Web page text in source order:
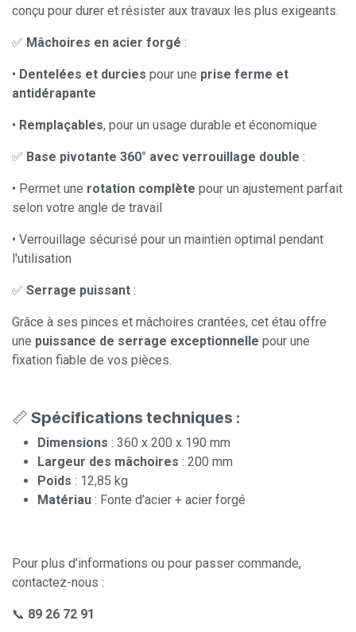
conçu pour durer et résister aux travaux les plus exigeants.
✅ Mâchoires en acier forgé :
• Dentelées et durcies pour une prise ferme et
antidérapante
• Remplaçables, pour un usage durable et économique
✅ Base pivotante 360° avec verrouillage double :
• Permet une rotation complète pour un ajustement parfait
selon votre angle de travail
• Verrouillage sécurisé pour un maintien optimal pendant
l'utilisation
✅ Serrage puissant :
Grâce à ses pinces et mâchoires crantées, cet étau offre
une puissance de serrage exceptionnelle pour une
fixation fiable de vos pièces.
📏 Spécifications techniques :
Dimensions : 360 x 200 x 190 mm
Largeur des mâchoires : 200 mm
Poids : 12,85 kg
Matériau : Fonte d’acier + acier forgé
Pour plus d’informations ou pour passer commande,
contactez-nous :
📞 89 26 72 91